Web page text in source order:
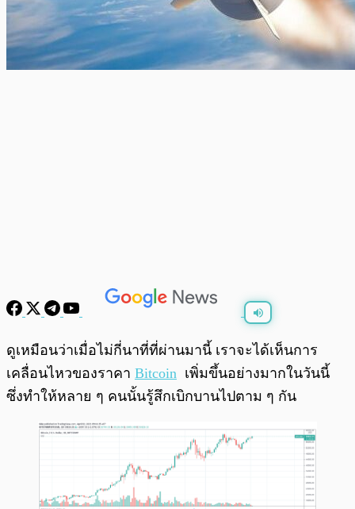
พร้อมเล่น 0:00
ดูเหมือนว่าเมื่อไม่กี่นาที่ที่ผ่านมานี้ เราจะได้เห็นการ
เคลื่อนไหวของราคา Bitcoin เพิ่มขึ้นอย่างมากในวันนี้
ซึ่งทำให้หลาย ๆ คนนั้นรู้สึกเบิกบานไปตาม ๆ กัน